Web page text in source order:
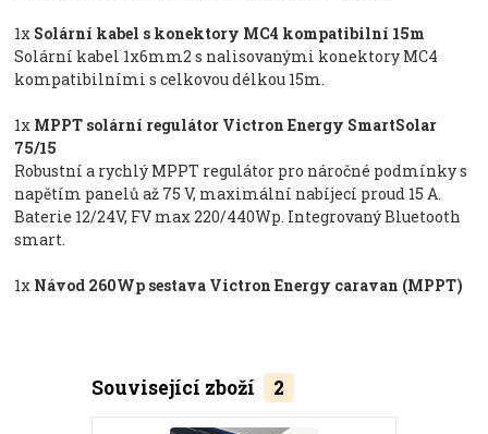
1x Solární kabel s konektory MC4 kompatibilní 15m
Solární kabel 1x6mm2 s nalisovanými konektory MC4
kompatibilními s celkovou délkou 15m.
1x MPPT solární regulátor Victron Energy SmartSolar
75/15
Robustní a rychlý MPPT regulátor pro náročné podmínky s
napětím panelů až 75 V, maximální nabíjecí proud 15 A.
Baterie 12/24V, FV max 220/440Wp. Integrovaný Bluetooth
smart.
1x Návod 260Wp sestava Victron Energy caravan (MPPT)
Související zboží 2